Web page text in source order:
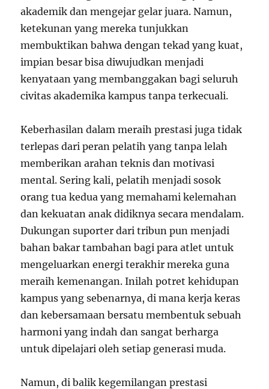
akademik dan mengejar gelar juara. Namun,
ketekunan yang mereka tunjukkan
membuktikan bahwa dengan tekad yang kuat,
impian besar bisa diwujudkan menjadi
kenyataan yang membanggakan bagi seluruh
civitas akademika kampus tanpa terkecuali.
Keberhasilan dalam meraih prestasi juga tidak
terlepas dari peran pelatih yang tanpa lelah
memberikan arahan teknis dan motivasi
mental. Sering kali, pelatih menjadi sosok
orang tua kedua yang memahami kelemahan
dan kekuatan anak didiknya secara mendalam.
Dukungan suporter dari tribun pun menjadi
bahan bakar tambahan bagi para atlet untuk
mengeluarkan energi terakhir mereka guna
meraih kemenangan. Inilah potret kehidupan
kampus yang sebenarnya, di mana kerja keras
dan kebersamaan bersatu membentuk sebuah
harmoni yang indah dan sangat berharga
untuk dipelajari oleh setiap generasi muda.
Namun, di balik kegemilangan prestasi